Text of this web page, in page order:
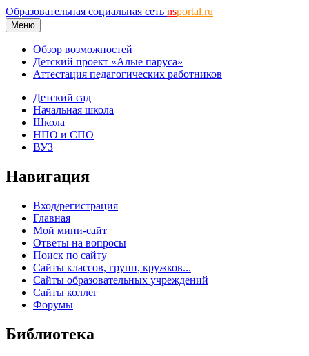
Образовательная социальная сеть nsportal.ru
Меню
Обзор возможностей
Детский проект «Алые паруса»
Аттестация педагогических работников
Детский сад
Начальная школа
Школа
НПО и СПО
ВУЗ
Навигация
Вход/регистрация
Главная
Мой мини-сайт
Ответы на вопросы
Поиск по сайту
Сайты классов, групп, кружков...
Сайты образовательных учреждений
Сайты коллег
Форумы
Библиотека